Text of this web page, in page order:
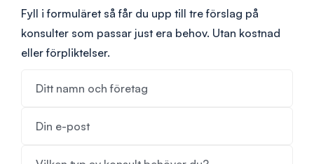
Fyll i formuläret så får du upp till tre förslag på
konsulter som passar just era behov. Utan kostnad
eller förpliktelser.